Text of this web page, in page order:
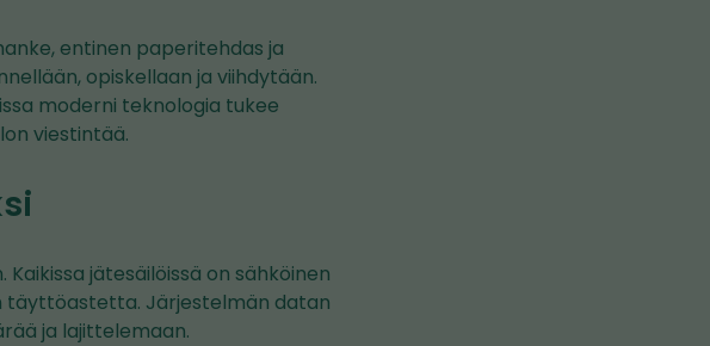
entinen paperitehdas ja
opiskellaan ja viihdytään.
moderni teknologia tukee
viestintää.
jätesäilöissä on sähköinen
täyttöastetta. Järjestelmän datan
ja lajittelemaan.